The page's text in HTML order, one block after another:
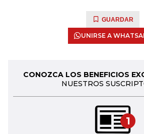
GUARDAR
UNIRSE A
CONOZCA LOS BENEFICIOS
NUESTROS
1